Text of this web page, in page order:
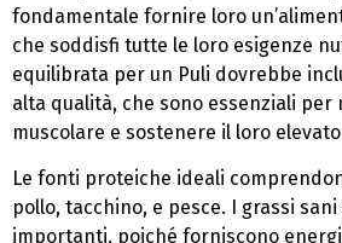
fondamentale fornire loro
che soddisfi tutte le loro esigenze
equilibrata per un Puli dovrebbe
alta qualità, che sono essenziali per
muscolare e sostenere il loro
Le fonti proteiche ideali
pollo, tacchino, e pesce. I grassi
importanti, poiché forniscono